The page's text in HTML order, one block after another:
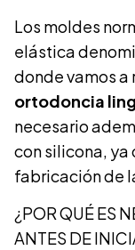
Los moldes
elástica
donde vamos a
ortodoncia
necesario
con silicona, ya
fabricación de
¿POR QUÉ ES
ANTES DE